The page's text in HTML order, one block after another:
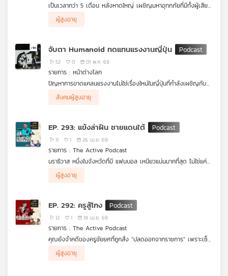
เป็นเวลากว่า 5 เดือน หลังหาดใหญ่ เผชิญมหาอุทกภัยที่มีทั้งผู้เสีย
ชีวิต บ้านเรือน ร้านค้าได้รับความเสียหายจำนวนมาก เศรษฐกิจเสีย
หาย 2 หมื่นล้านบาท รัฐบาลคาดใช้เวลา 3 เดือนฟื้นฟู
แต่จนถึงเวลานี้ชีวิตของผู้คน โดยเฉพาะคนจนเมืองกว่า 1 แสนคน ที่
เมือง บ้านยังซ่อมไม่เสร็จ ร้านค้าพังเสียหาย รอการเยียววยา หลาย
คนเป็นหนี้เพื่อดิ้นรนให้ชีวิตอยู่รอด
ร่วมฟื้นความทรงจำในภารกิจฟื้นเมืองหาดใหญ่ ผ่านเรื่องเล่าใน
สารคดีคนจนเมือง ซีซัน 6 ตอน “อัสซมา ยิ่งท่วม ยิ่งจน” ใน คนจน
เมืองพอดแคสต์ EP.4 | ท่วม จน เจ็บ
ผู้สูงอายุ
จับตา Humanoid ทดแทนแรงงานญี่ปุ่น
52 0 01 พ.ค. 69
รายการ : หน้าต่างโลก
ปัญหาการขาดแคลนแรงงานไม่ใช่เรื่องใหม่ในญี่ปุ่นที่กำลังเผชิญกับ
ภาวะสังคมสูงวัยและมีอัตราการเกิดต่ำ ทำให้รัฐบาลและบริษัทต่างๆ
ต้องงัดกลยุทธ์หลากหลายออกมาใช้เพื่อแก้ปัญหานี้ โดยนำหุ่นยนต์
สังคมผู้สูงอายุ
EP. 293: แข้งล่าฝัน ชายแดนใต้
11 1 26 เม.ย. 69
รายการ : The Active Podcast
นราธิวาส หนึ่งในจังหวัดที่มี แฟนบอล เหนียวแน่นมากที่สุด ไม่ใช่แค่
นั้นแต่หลายจังหวัดภาคใต้มีการจัดแข่งขันเกือบตลอดทั้งปี ไม่ว่าจะ
เป็นเกมระดับโรงเรียน ลีกท้องถิ่น หรือการแข่งขันของสโมสรอาชีพ
แต่คำถามสำคัญทำไม ทีมฟุตบอล รวมถึงนักฟุตบอลใต้ถึงไม่ปัง
ต้องใช้มหาศาล ระบบเยาวชนที่ยังไม่แข็งแรงพอ หรือโอกาสในการ
พัฒนานักเตะที่กระจุกตัวอยู่ในเมืองใหญ่
ร่วมไขคำตอบผ่านเรื่องเล่าของสารคดีคนจนเมือง ซีซัน 6 ตอน “โค้ช
มีดี” แข้งล่าฝัน ปั้นเด็กชายแดน พร้อมบทวิเคราะห์เชิงลึกจากกูรู
บอลไทย ใน คนจนเมืองพอดแคสต์ EP.3 “แข้งล่าฝัน ชายแดนใต้”
ผู้สูงอายุ
EP. 292: ครูสู้โกง
12 1 19 เม.ย. 69
รายการ : The Active Podcast
คุณยังจำคดีของครูชัยยศที่ถูกสั่ง "ปลดออกจากราชการ" เพราะเซ็น
รับค่าอาหารกลางวันให้เด็กนักเรียนมัธยมฯ โรงเรียนขยายโอกาสไหม
บางคนอาจจะหลงลืมเรื่องราวนี้ แต่ยังมีครูจำนวนมากที่มีชะตาชีวิต
คล้ายกัน เมื่อครูไทยเสียเวลาส่วนใหญ่ไปกับการเซ็นรับพัสดุ และงาน
ร่วมเจาะลึกปัญหาเชิงโครงสร้างที่คุณอาจไม่เคยรู้ และมองหา
ผู้สูงอายุ